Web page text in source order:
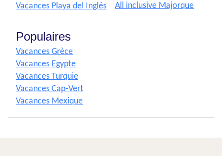
Vacances Playa del Inglés
All inclusive Majorque
Populaires
Vacances Grèce
Vacances Egypte
Vacances Turquie
Vacances Cap-Vert
Vacances Mexique